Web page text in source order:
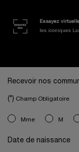
Essayez
les iconiques
Recevoir nos
(*) Champ Obligatoire
Mme M
Date de naissance